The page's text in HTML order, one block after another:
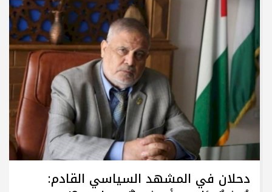
دحلان في المشهد السياسي القادم: